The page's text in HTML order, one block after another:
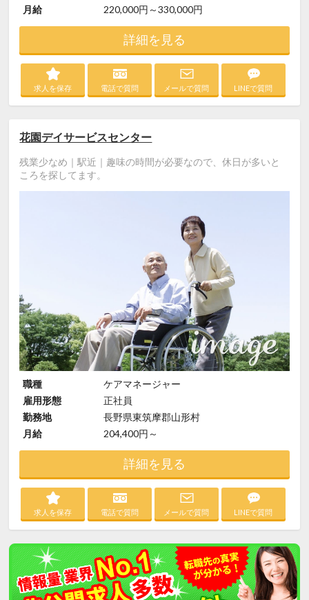
月給
220,000円～330,000円
詳細を見る
求人を保存 電話で質問 メールで質問 LINEで質問
花園デイサービスセンター
残業少なめ｜駅近｜趣味の時間が必要なので、休日が多いと
ころを探してます。
職種
ケアマネージャー
雇用形態
正社員
勤務地
長野県東筑摩郡山形村
月給
204,400円～
詳細を見る
求人を保存 電話で質問 メールで質問 LINEで質問